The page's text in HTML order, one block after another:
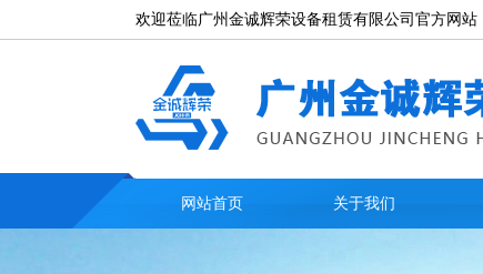
欢迎莅临广州金诚辉荣设备租赁有限公司官方网站
网站首页 关于我们